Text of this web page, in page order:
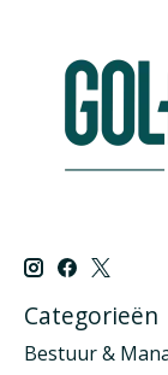
Categorieën
Bestuur &